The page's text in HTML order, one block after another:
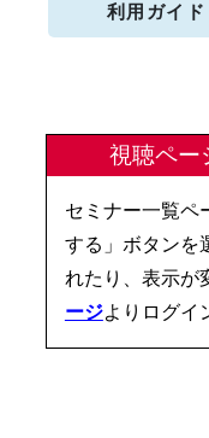
利用ガイド
視聴ペー
セミナー一覧ペ
する」ボタンを
れたり、表示が
ージよりログイ